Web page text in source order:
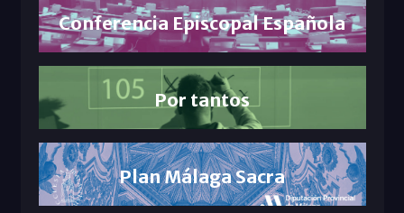
Conferencia Episcopal Española
Por tantos
Plan Málaga Sacra